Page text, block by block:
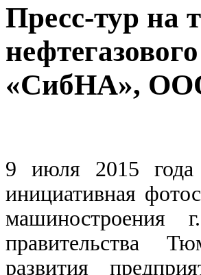
Пресс-тур на
«СибНА»,
9 июля 2015
инициативная
машиностроения
правительства
развития